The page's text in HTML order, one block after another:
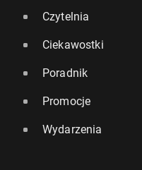
Czytelnia
Ciekawostki
Poradnik
Promocje
Wydarzenia